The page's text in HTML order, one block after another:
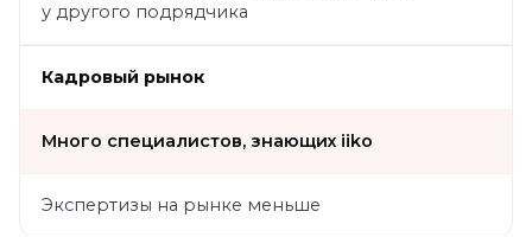
у другого подрядчика
Кадровый рынок
Много специалистов, знающих iiko
Экспертизы на рынке меньше